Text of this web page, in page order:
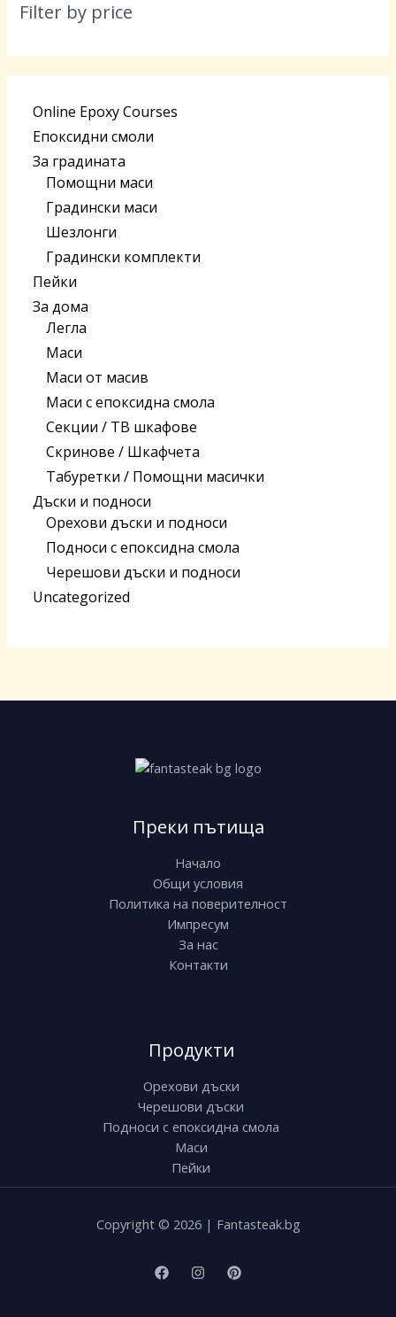
Filter by price
Online Epoxy Courses
Епоксидни смоли
За градината
Помощни маси
Градински маси
Шезлонги
Градински комплекти
Пейки
За дома
Легла
Маси
Маси от масив
Маси с епоксидна смола
Секции / ТВ шкафове
Скринове / Шкафчета
Табуретки / Помощни масички
Дъски и подноси
Орехови дъски и подноси
Подноси с епоксидна смола
Черешoви дъски и подноси
Uncategorized
Преки пътища
Начало
Общи условия
Политика на поверителност
Импресум
За нас
Контакти
Продукти
Орехови дъски
Черешови дъски
Подноси с епоксидна смола
Маси
Пейки
Copyright © 2026 | Fantasteak.bg